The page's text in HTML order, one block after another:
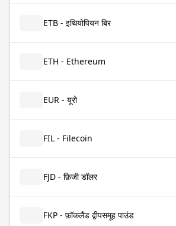
ETB - इथियोपियन बिर
ETH - Ethereum
EUR - यूरो
FIL - Filecoin
FJD - फ़िजी डॉलर
FKP - फ़ॉकलैंड द्वीपसमूह पाउंड